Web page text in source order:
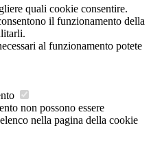
quali cookie consentire.
il funzionamento della
al funzionamento potete
non possono essere
nella pagina della cookie